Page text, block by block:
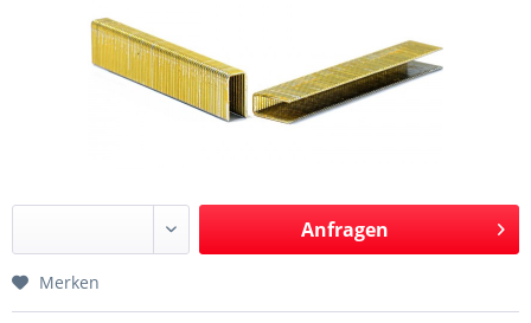
Anfragen
Merken